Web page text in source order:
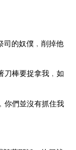
司的奴僕﹐削掉他
刀棒要捉拿我﹐如
你們並沒有抓住我